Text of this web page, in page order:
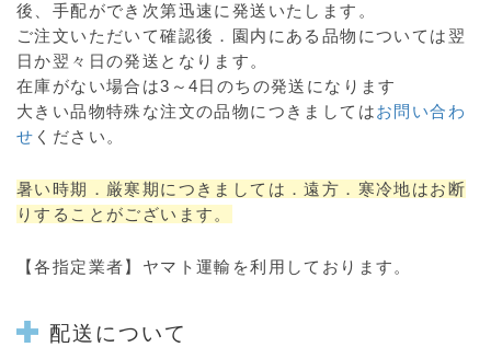
後、手配ができ次第迅速に発送いたします。
ご注文いただいて確認後．園内にある品物については翌
日か翌々日の発送となります。
在庫がない場合は3～4日のちの発送になります
大きい品物特殊な注文の品物につきましてはお問い合わ
せ ください。
暑い時期．厳寒期につきましては．遠方．寒冷地はお断
りすることがございます。
【各指定業者】ヤマト運輸を利用しております。
配送について